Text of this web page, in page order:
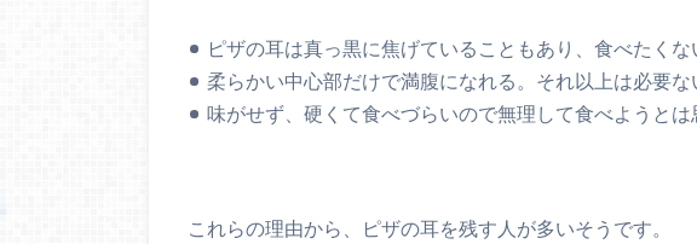
ピザの耳は真っ黒に焦げていることもあり、食べたくな
柔らかい中心部だけで満腹になれる。それ以上は必要な
味がせず、硬くて食べづらいので無理して食べようとは
これらの理由から、ピザの耳を残す人が多いそうです。